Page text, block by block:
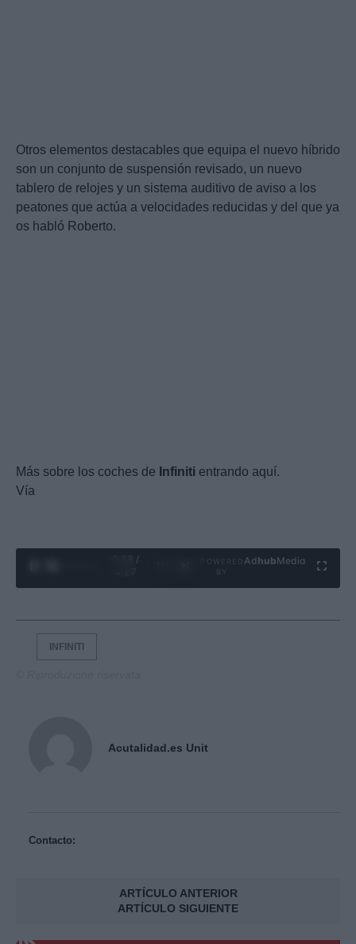
Otros elementos destacables que equipa el nuevo híbrido
son un conjunto de suspensión revisado, un nuevo
tablero de relojes y un sistema auditivo de aviso a los
peatones que actúa a velocidades reducidas y del que ya
os habló Roberto.
Más sobre los coches de Infiniti entrando aquí.
Vía
0:29 /
Ad hubMedia
INFINITI
Acutalidad.es Unit
Contacto:
ARTÍCULO ANTERIOR
ARTÍCULO SIGUIENTE